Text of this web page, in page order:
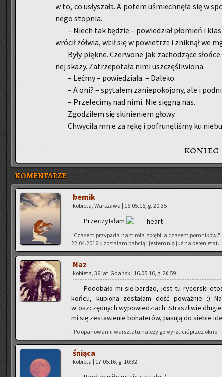
w to, co usły­sza­ła. A potem uśmiech­nę­ła się w
ne­go stop­nia.
– Niech tak bę­dzie – po­wie­dział pło­mień i
wró­cił żół­wia, wbił się w po­wie­trze i znik­nął we
Były pięk­ne. Czer­wo­ne jak za­cho­dzą­ce
nej skazy. Za­trze­po­ta­ła nimi uszczę­śli­wio­na.
– Lećmy – po­wie­dzia­ła. – Da­le­ko.
– A oni? – spy­ta­łem za­nie­po­ko­jo­ny, ale i
– Prze­le­ci­my nad nimi. Nie się­gną nas.
Zgo­dzi­łem się ski­nie­niem głowy.
Chwy­ci­ła mnie za rękę i po­fru­nę­li­śmy ku
koniec
KOMENTARZE
bemik
ko­bie­ta, War­sza­wa | 16.05.16, g. 20:35
Prze­czy­ta­łam
"Cza­sem przy­pa­da nam rola go­łę­bi, a cza­sem
22.04.2016 r. zo­sta­łam bab­cią i je­stem nią już na pełen etat.
Naz
ko­bie­ta, 36 lat, Gdańsk | 16.05.16, g. 20:59
Po­do­ba­ło mi się bar­dzo, jest tu ry­cer­ski
końcu, ku­pio­na zo­sta­łam dość po­waż­nie :)
w oszczęd­nych wy­po­wie­dziach. Strasz­li­wie
mi się ze­sta­wie­nie bo­ha­te­rów, pa­su­ją do sie­bie
"Po opa­no­wa­niu warsz­ta­tu na­le­ży go wy­rzu­cić przez okno".
śnią­ca
ko­bie­ta | 17.05.16, g. 10:32